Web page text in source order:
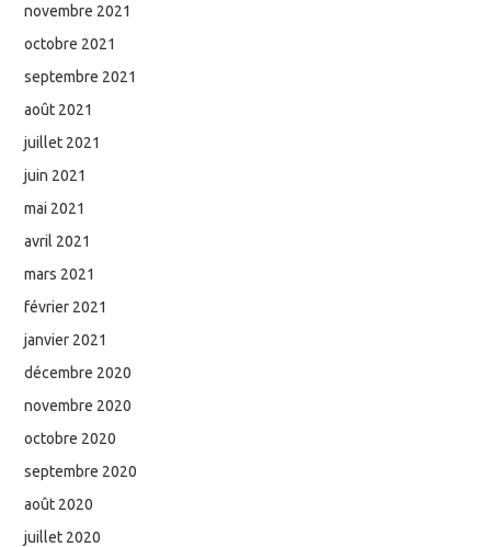
novembre 2021
octobre 2021
septembre 2021
août 2021
juillet 2021
juin 2021
mai 2021
avril 2021
mars 2021
février 2021
janvier 2021
décembre 2020
novembre 2020
octobre 2020
septembre 2020
août 2020
juillet 2020